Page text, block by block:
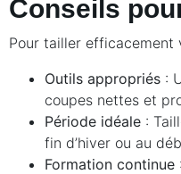
Conseils
Pour tailler efficacement
Outils appropriés :
coupes nettes et
Période idéale :
fin d’hiver ou au
Formation continue